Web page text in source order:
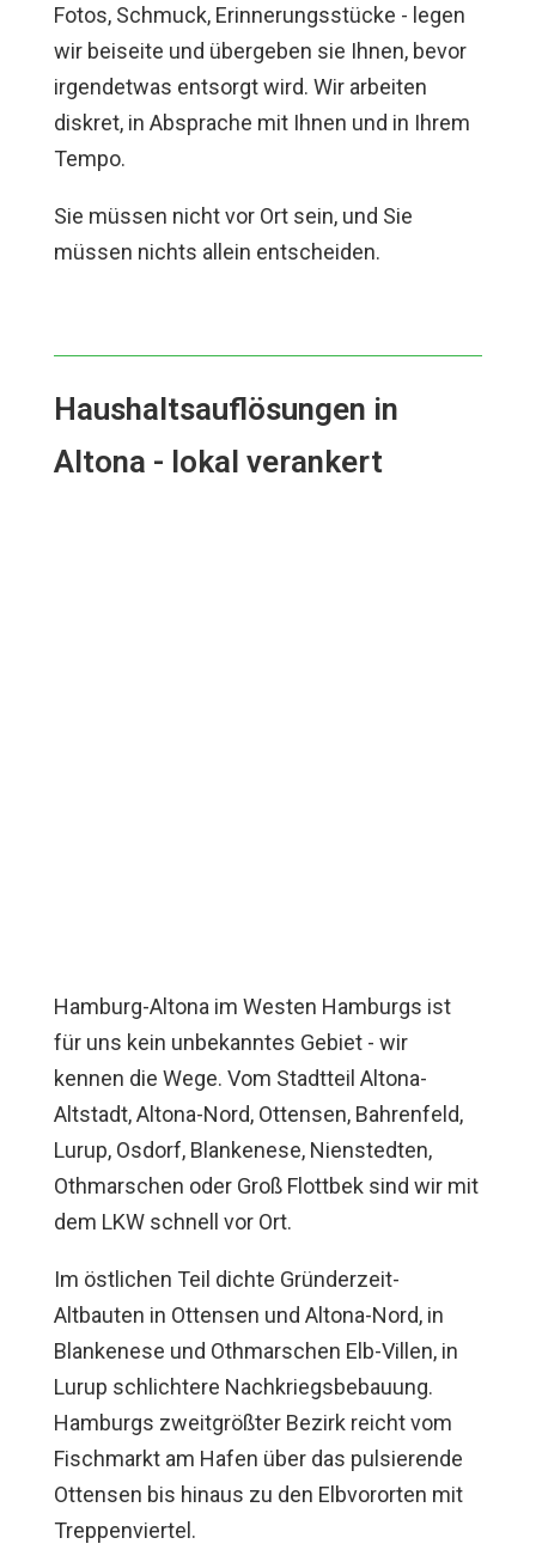
Fotos, Schmuck, Erinnerungsstücke - legen
wir beiseite und übergeben sie Ihnen, bevor
irgendetwas entsorgt wird. Wir arbeiten
diskret, in Absprache mit Ihnen und in Ihrem
Tempo.
Sie müssen nicht vor Ort sein, und Sie
müssen nichts allein entscheiden.
Haushaltsauflösungen in
Altona - lokal verankert
Hamburg-Altona im Westen Hamburgs ist
für uns kein unbekanntes Gebiet - wir
kennen die Wege. Vom Stadtteil Altona-
Altstadt, Altona-Nord, Ottensen, Bahrenfeld,
Lurup, Osdorf, Blankenese, Nienstedten,
Othmarschen oder Groß Flottbek sind wir mit
dem LKW schnell vor Ort.
Im östlichen Teil dichte Gründerzeit-
Altbauten in Ottensen und Altona-Nord, in
Blankenese und Othmarschen Elb-Villen, in
Lurup schlichtere Nachkriegsbebauung.
Hamburgs zweitgrößter Bezirk reicht vom
Fischmarkt am Hafen über das pulsierende
Ottensen bis hinaus zu den Elbvororten mit
Treppenviertel.